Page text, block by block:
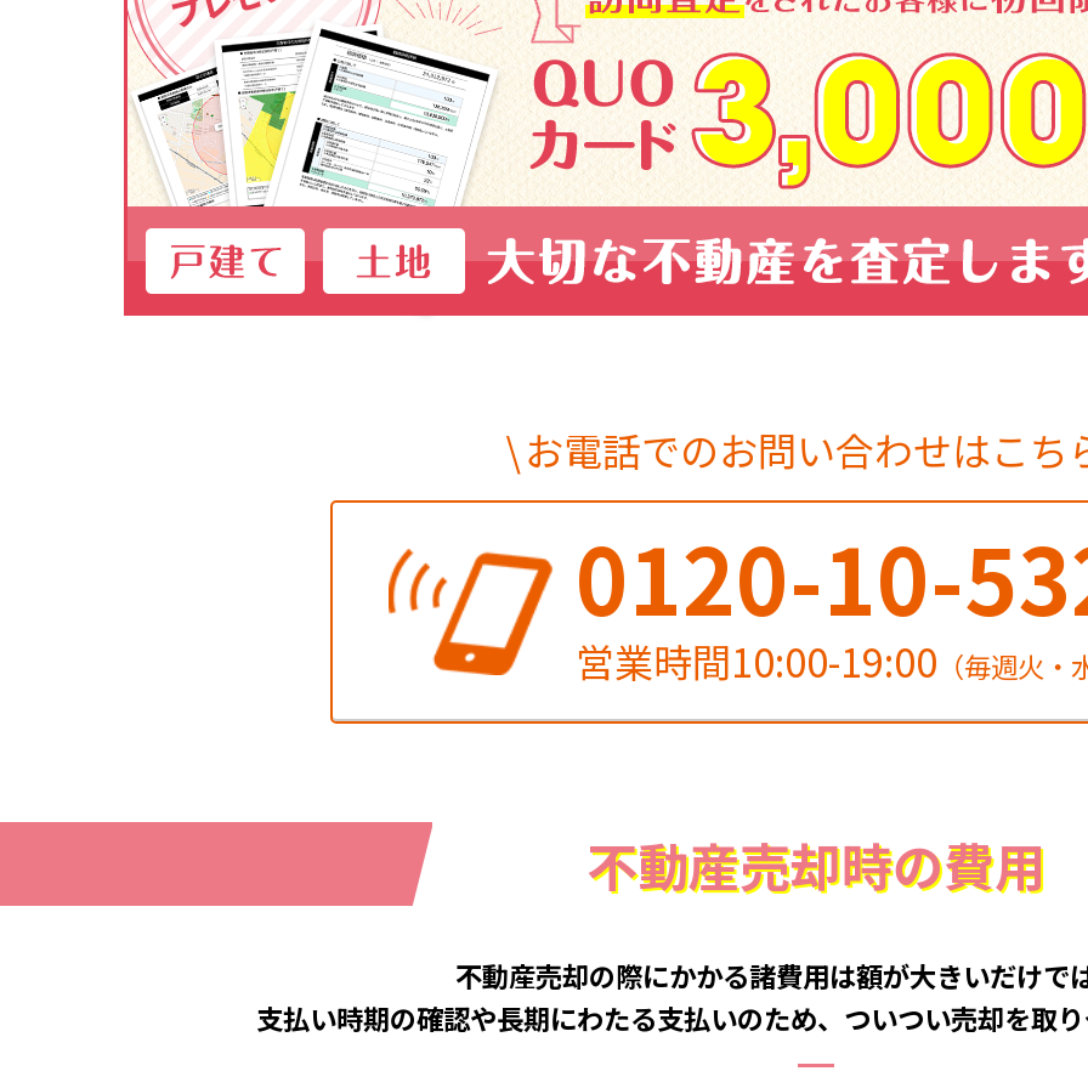
お電話でのお問い合わせはこち
0120-10-
営業時間10:00-19:00 （毎週火
不動産売却時の費用
不動産売却の際にかかる諸費用は額が大きいだけで
支払い時期の確認や長期にわたる支払いのため、 ついつい売却を取